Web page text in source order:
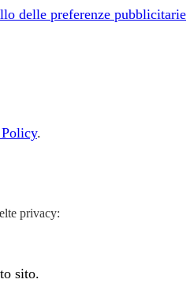
delle preferenze pubblicitarie
.
privacy:
sito.